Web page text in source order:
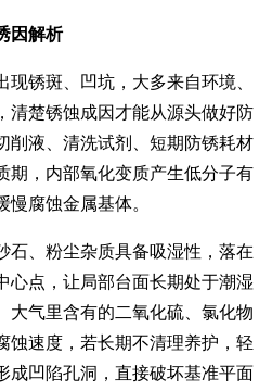
因解析
锈斑、凹坑，大多来自环境、
清楚锈蚀成因才能从源头做好防
削液、清洗试剂、短期防锈耗材
期，内部氧化变质产生低分子有
腐蚀金属基体。
石、粉尘杂质具备吸湿性，落在
心点，让局部台面长期处于潮湿
大气里含有的二氧化硫、氯化物
蚀速度，若长期不清理养护，轻
成凹陷孔洞，直接破坏基准平面